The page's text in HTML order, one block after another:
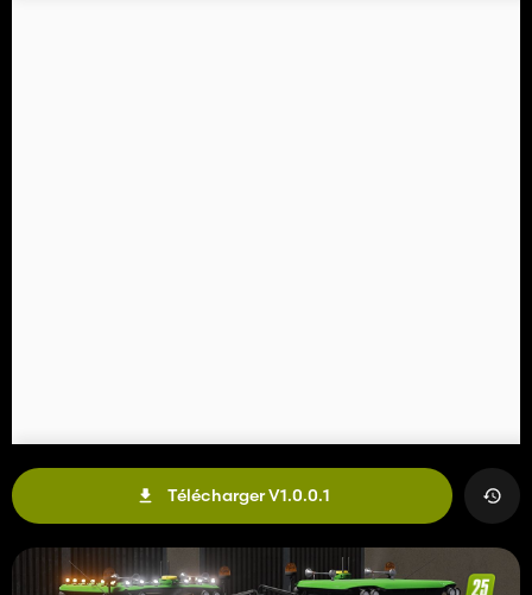
Télécharger V1.0.0.1